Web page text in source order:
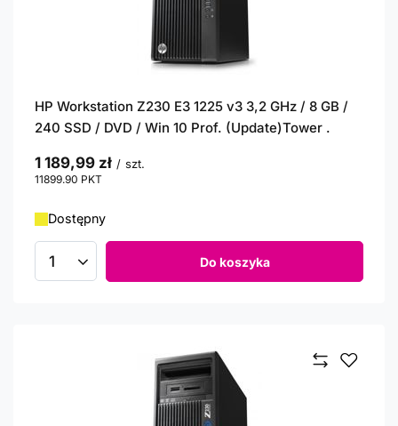
HP Workstation Z230 E3 1225 v3 3,2 GHz / 8 GB /
240 SSD / DVD / Win 10 Prof. (Update)Tower .
1 189,99 zł / szt.
11899.90 PKT
Dostępny
Ilość produktów Do koszyka